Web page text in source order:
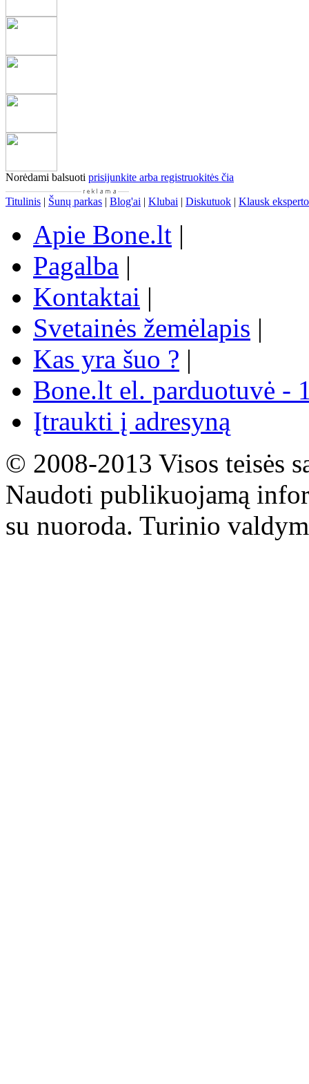
Norėdami balsuoti prisijunkite arba registruokitės čia
Titulinis | Šunų parkas | Blog'ai | Klubai | Diskutuok | Klausk eksperto
Apie Bone.lt |
Pagalba |
Kontaktai |
Svetainės žemėlapis |
Kas yra šuo ? |
Bone.lt el. parduotuvė -
Įtraukti į adresyną
© 2008-2013 Visos teisės
Naudoti publikuojamą
su nuoroda. Turinio